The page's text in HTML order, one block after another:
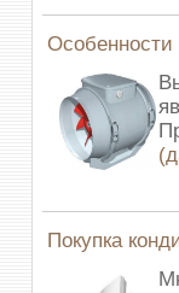
Особенности
Покупка